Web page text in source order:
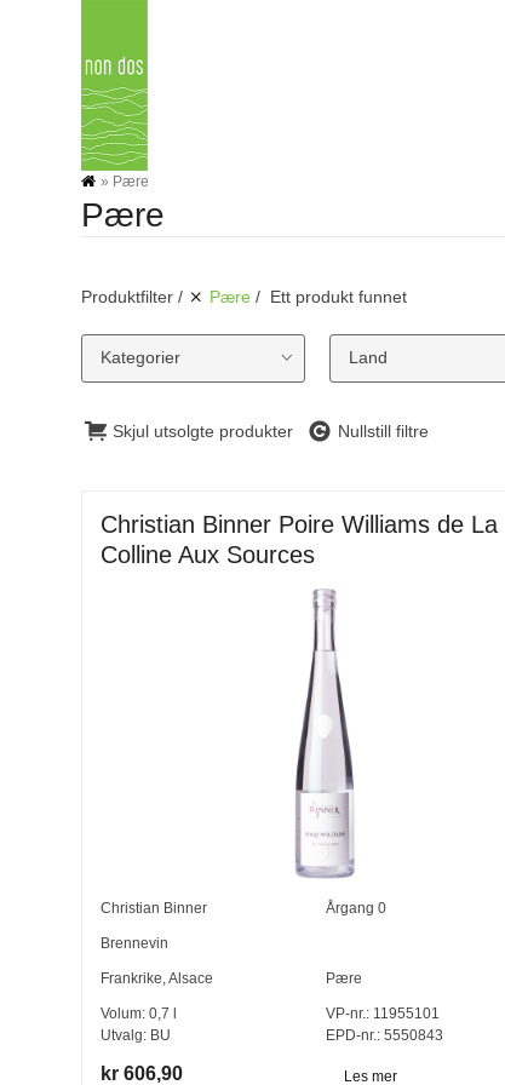
» Pære
Pære
Produktfilter Pære Ett produkt funnet
Kategorier Land
Skjul utsolgte produkter Nullstill filtre
Christian Binner Poire Williams de La
Colline Aux Sources
Christian Binner Årgang 0
Brennevin
Frankrike,Alsace Pære
Volum:0,7
Utvalg: BU
VP-nr.:11955101
EPD-nr.: 5550843
kr 606,90 Les mer